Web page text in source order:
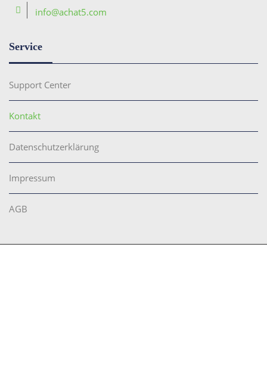
info@achat5.com
Service
Support Center
Kontakt
Datenschutzerklärung
Impressum
AGB